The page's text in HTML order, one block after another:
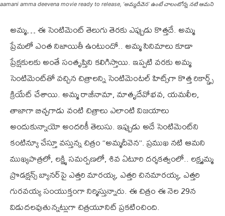
aamani amma deevena movie ready to release, ‘అమ్మదీవెన’ ఉంటే చాలంటోన్న నటి ఆమని
అమ్మ… ఈ సెంటిమెంట్ తెలుగు తెరకు ఎప్పుడు కొత్తదే. అమ్మ
ప్రేమలో ఎంత నిజాయితీ ఉంటుందో.. అమ్మ సినిమాలు కూడా
ప్రేక్షకులకు అంతే సంతృప్తిని కలిగిస్తాయి. ఇప్పటి వరకు అమ్మ
సెంటిమెంట్‌తో వచ్చిన చిత్రాలన్ని సెంటిమెంటల్ హిట్స్‌గా కొత్త రికార్డ్స్
క్రియేట్ చేశాయి. అమ్మ రాజీనామా, మాతృదేవోభవ, యమలీల,
తాజాగా బిచ్చగాడు వంటి చిత్రాలు ఎలాంటి విజయాలు
అందుకున్నాయో అందరికీ తెలుసు. ఇప్పుడు అదే సెంటిమెంట్‌ని
కంటిన్యూ చేస్తూ వస్తున్న చిత్రం “అమ్మదీవెన”. ప్రముఖ నటి ఆమని
ముఖ్యపాత్రలో, లక్ష్మి స‌మ‌ర్ప‌ణలో, శివ ఏటూరి దర్శకత్వంలో.. ల‌క్ష్మ‌మ్మ
ప్రొడ‌క్ష‌న్స్ బ్యాన‌ర్‌పై ఎత్తరి మార‌య్య‌, ఎత్తరి చినమారయ్య, ఎత్తరి
గుర‌వ‌య్య సంయుక్తంగా నిర్మిస్తున్నారు. ఈ చిత్రం ఈ నెల 29న
విడుదలవుతున్నట్లుగా చిత్రయూనిట్ ప్రకటించింది.